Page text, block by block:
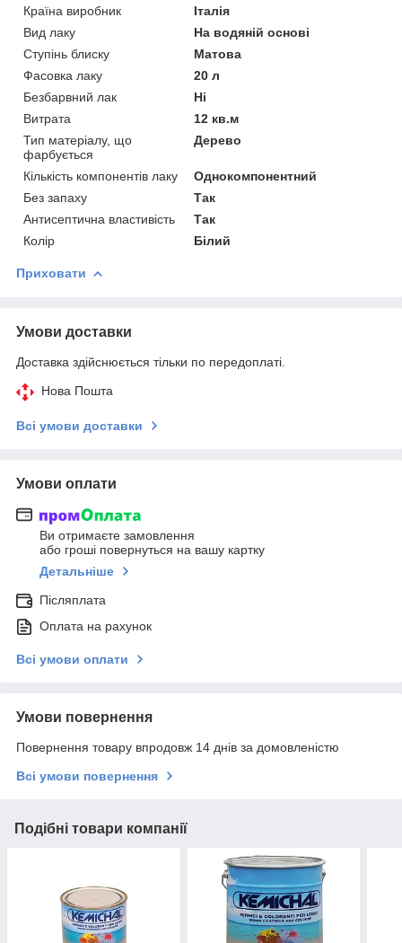
Країна виробник
Італія
Вид лаку
На водяній основі
Ступінь блиску
Матова
Фасовка лаку
20 л
Безбарвний лак
Ні
Витрата
12 кв.м
Тип матеріалу, що
фарбується
Дерево
Кількість компонентів лаку
Однокомпонентний
Без запаху
Так
Антисептична властивість
Так
Колір
Білий
Приховати
Умови доставки
Доставка здійснюється тільки по передоплаті.
Нова Пошта
Всі умови доставки
Умови оплати
Ви отримаєте замовлення
або гроші повернуться на вашу картку
Детальніше
Післяплата
Оплата на рахунок
Всі умови оплати
Умови повернення
Повернення товару впродовж 14 днів за домовленістю
Всі умови повернення
Подібні товари компанії